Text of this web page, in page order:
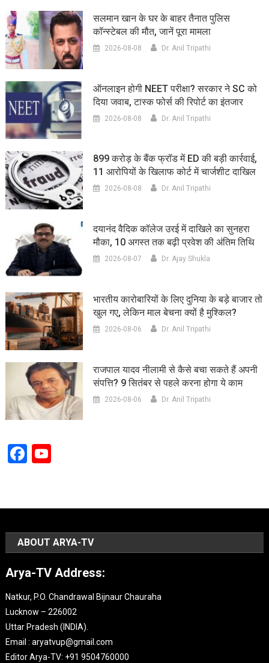
सलमान खान के घर के बाहर तैनात पुलिस
कॉन्स्टेबल की मौत, जानें पूरा मामला
2026-08-08 Dr. Anil Tripathi
ऑनलाइन होगी NEET परीक्षा? सरकार ने SC को
दिया जवाब, टास्क फोर्स की रिपोर्ट का इंतजार
2026-08-08 Dr. Anil Tripathi
899 करोड़ के बैंक फ्रॉड में ED की बड़ी कार्रवाई,
11 आरोपियों के खिलाफ कोर्ट में चार्जशीट दाखिल
2026-08-08 Dr. Anil Tripathi
दयानंद वैदिक कॉलेज उरई में दाखिले का सुनहरा
मौका, 10 अगस्त तक बढ़ी प्रवेश की अंतिम तिथि
2026-08-07 Dr. Ajay Shukla
भारतीय कारोबारियों के लिए दुनिया के बड़े बाजार तो
खुल गए, लेकिन माल बेचना क्यों है मुश्किल?
2026-08-06 Dr. Anil Tripathi
राजपाल यादव नीलामी से कैसे बचा सकते हैं अपनी
संपत्ति? 9 सितंबर से पहले करना होगा ये काम
2026-08-06 Dr. Anil Tripathi
Facebook
ABOUT ARYA-TV
Arya-TV Address:
Natkur, P.O. Chandrawal Bijnaur Chauraha
Lucknow – 226002
Uttar Pradesh (INDIA).
Email : aryatvup@gmail.com
Editor Arya-TV: +91 9504760000